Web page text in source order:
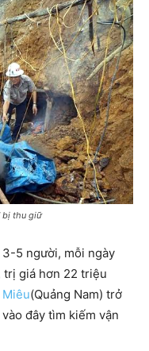
bị thu giữ
5 người, mỗi ngày
trị giá hơn 22 triệu
(Quảng Nam) trở
đây tìm kiếm vận